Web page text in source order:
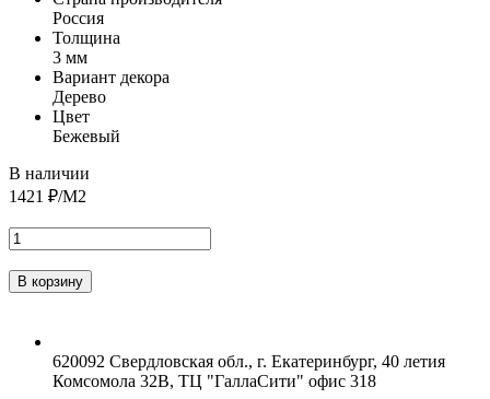
Россия
Толщина
3 мм
Вариант декора
Дерево
Цвет
Бежевый
В наличии
1421 ₽/М2
620092 Свердловская обл., г. Екатеринбург, 40 летия
Комсомола 32В, ТЦ "ГаллаСити" офис 318